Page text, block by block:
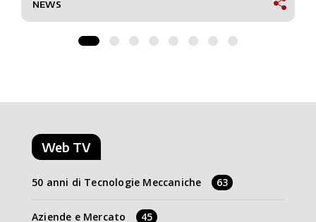
NEWS
Web TV
50 anni di Tecnologie Meccaniche 63
Aziende e Mercato 45